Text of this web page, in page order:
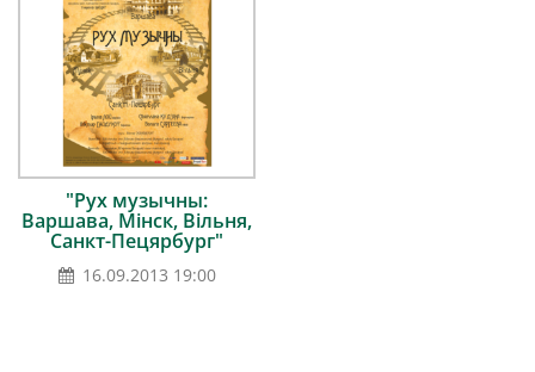
"Рух музычны:
Варшава, Мінск, Вільня,
Санкт-Пецярбург"
16.09.2013 19:00